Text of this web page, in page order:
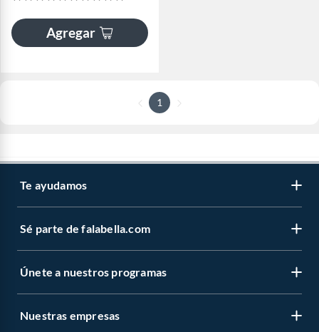
Agregar
1
Te ayudamos
Sé parte de falabella.com
Únete a nuestros programas
Nuestras empresas